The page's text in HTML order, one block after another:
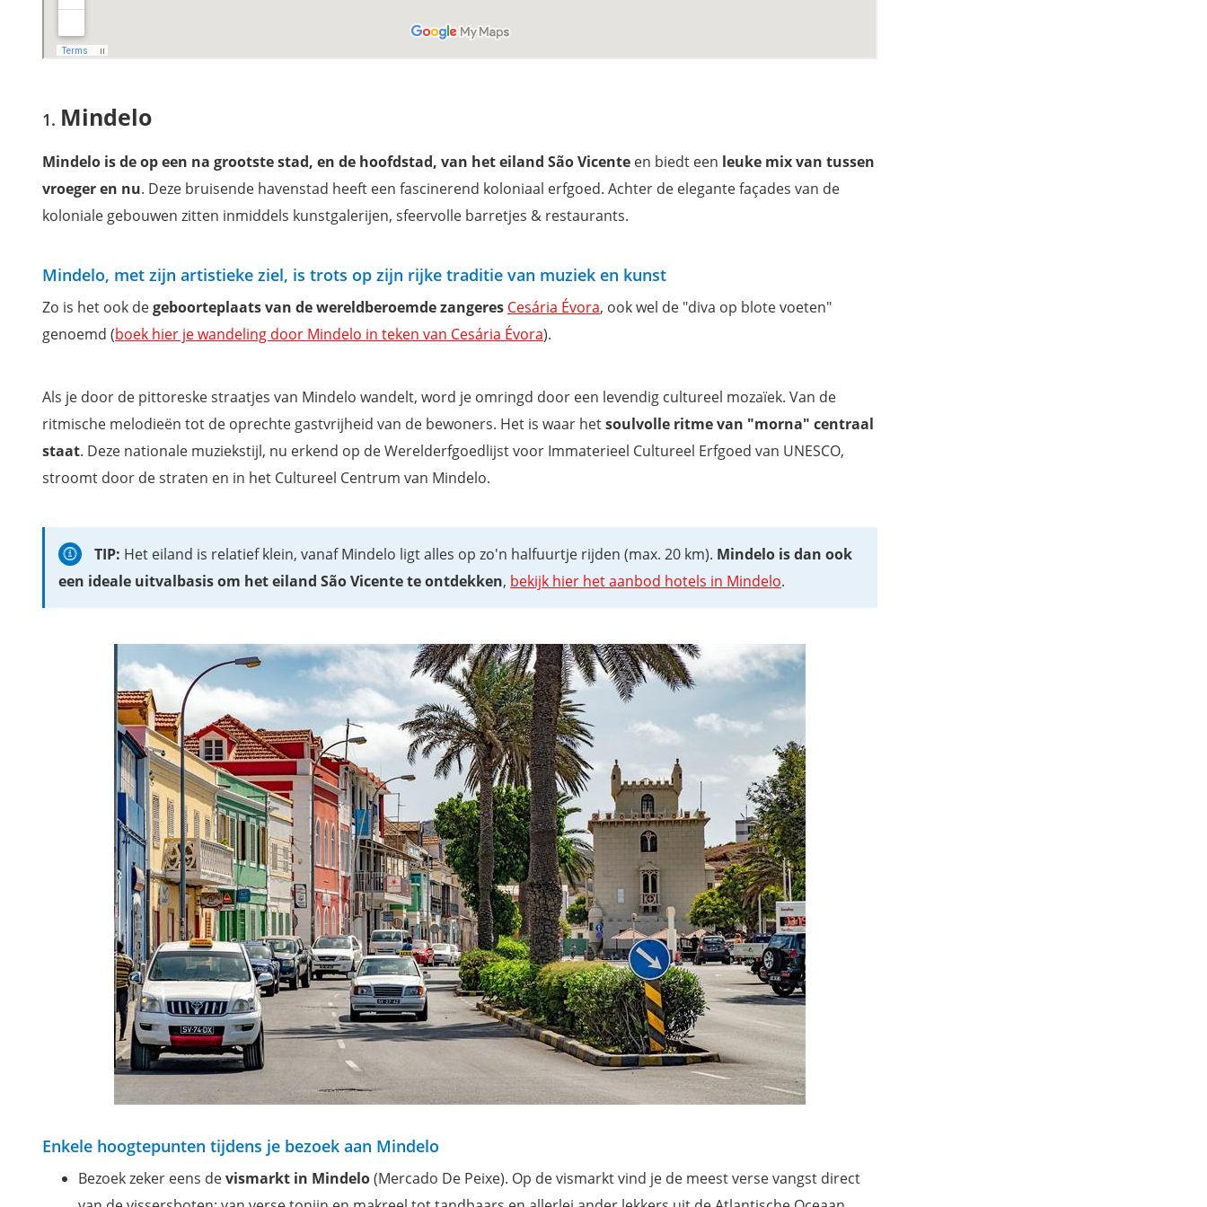
Mindelo
Mindelo is de op een na grootste stad, en de hoofdstad, van het eiland São Vicente en biedt een leuke mix van tussen
vroeger en nu. Deze bruisende havenstad heeft een fascinerend koloniaal erfgoed. Achter de elegante façades van de
koloniale gebouwen zitten inmiddels kunstgalerijen, sfeervolle barretjes & restaurants.
Mindelo, met zijn artistieke ziel, is trots op zijn rijke traditie van muziek en kunst
Zo is het ook degeboorteplaats van de wereldberoemde zangeres Cesária Évora, ook wel de "diva op blote voeten"
genoemd (boek hier je wandeling door Mindelo in teken van Cesária Évora).
Als je door de pittoreske straatjes van Mindelo wandelt, word je omringd door een levendig cultureel mozaïek. Van de
ritmische melodieën tot de oprechte gastvrijheid van de bewoners. Het is waar hetsoulvolle ritme van "morna" centraal
staat. Deze nationale muziekstijl, nu erkend op de Werelderfgoedlijst voor Immaterieel Cultureel Erfgoed van UNESCO,
stroomt door de straten en in het Cultureel Centrum van Mindelo.
TIP: Het eiland is relatief klein, vanaf Mindelo ligt alles op zo'n halfuurtje rijden (max. 20 km). Mindelo is dan ook
een ideale uitvalbasis om het eiland São Vicentete ontdekken, bekijk hier het aanbod hotels in Mindelo.
Enkele hoogtepunten tijdens je bezoek aan Mindelo
Bezoek zeker eens devismarkt in Mindelo(Mercado De Peixe). Op de vismarkt vind je de meest verse vangst direct